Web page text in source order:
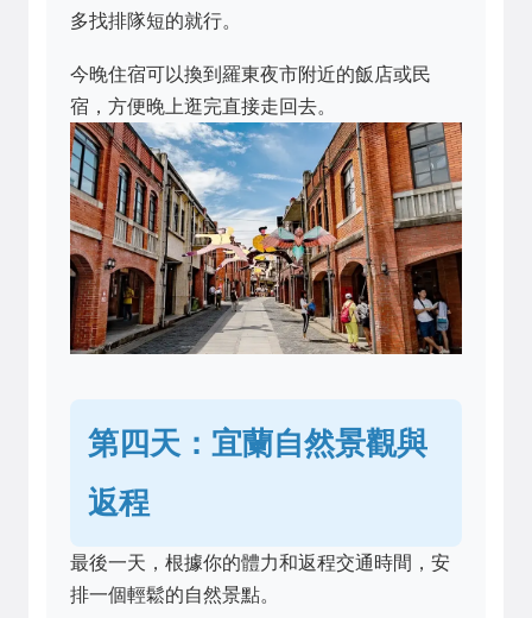
多找排隊短的就行。
今晚住宿可以換到羅東夜市附近的飯店或民
宿，方便晚上逛完直接走回去。
第四天：宜蘭自然景觀與
返程
最後一天，根據你的體力和返程交通時間，安
排一個輕鬆的自然景點。